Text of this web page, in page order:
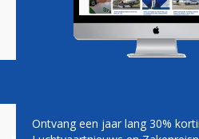
Magazine
Ontvang een jaar lang 30%